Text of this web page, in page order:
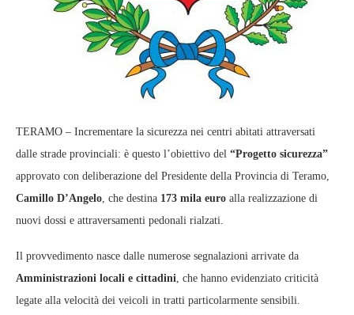
TERAMO – Incrementare la sicurezza nei centri abitati attraversati
dalle strade provinciali: è questo l’obiettivo del “Progetto sicurezza”
approvato con deliberazione del Presidente della Provincia di Teramo,
Camillo D’Angelo, che destina 173 mila euro alla realizzazione di
nuovi dossi e attraversamenti pedonali rialzati.
Il provvedimento nasce dalle numerose segnalazioni arrivate da
Amministrazioni locali e cittadini, che hanno evidenziato criticità
legate alla velocità dei veicoli in tratti particolarmente sensibili.